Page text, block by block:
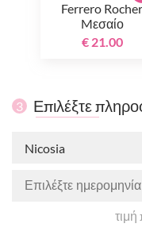
Ferrero Rocher
Mεσαίο
€ 21.00
3 Επιλέξτε
Nicosia